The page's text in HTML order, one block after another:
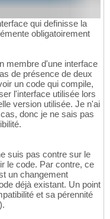
qui definisse la
obligatoirement
membre d'une interface
de présence de deux
un code qui compile,
l'interface utilisée lors
version utilisée. Je n'ai
donc je ne sais pas
suis pas contre sur le
le code. Par contre, ce
un changement
déjà existant. Un point
et sa pérennité